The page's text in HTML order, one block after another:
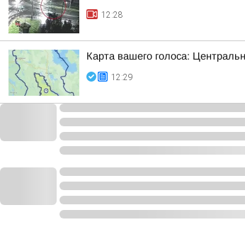
12:28
Карта вашего голоса:
12:29